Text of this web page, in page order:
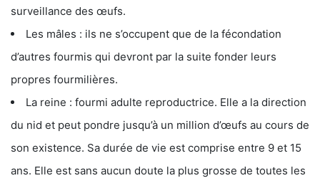
surveillance des œufs.
Les mâles : ils ne s’occupent que de la fécondation
d’autres fourmis qui devront par la suite fonder leurs
propres fourmilières.
La reine : fourmi adulte reproductrice. Elle a la direction
du nid et peut pondre jusqu’à un million d’œufs au cours de
son existence. Sa durée de vie est comprise entre 9 et 15
ans. Elle est sans aucun doute la plus grosse de toutes les